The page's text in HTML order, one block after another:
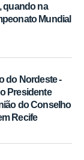
quando na
Mundial
do Nordeste -
Presidente
do Conselho
Recife